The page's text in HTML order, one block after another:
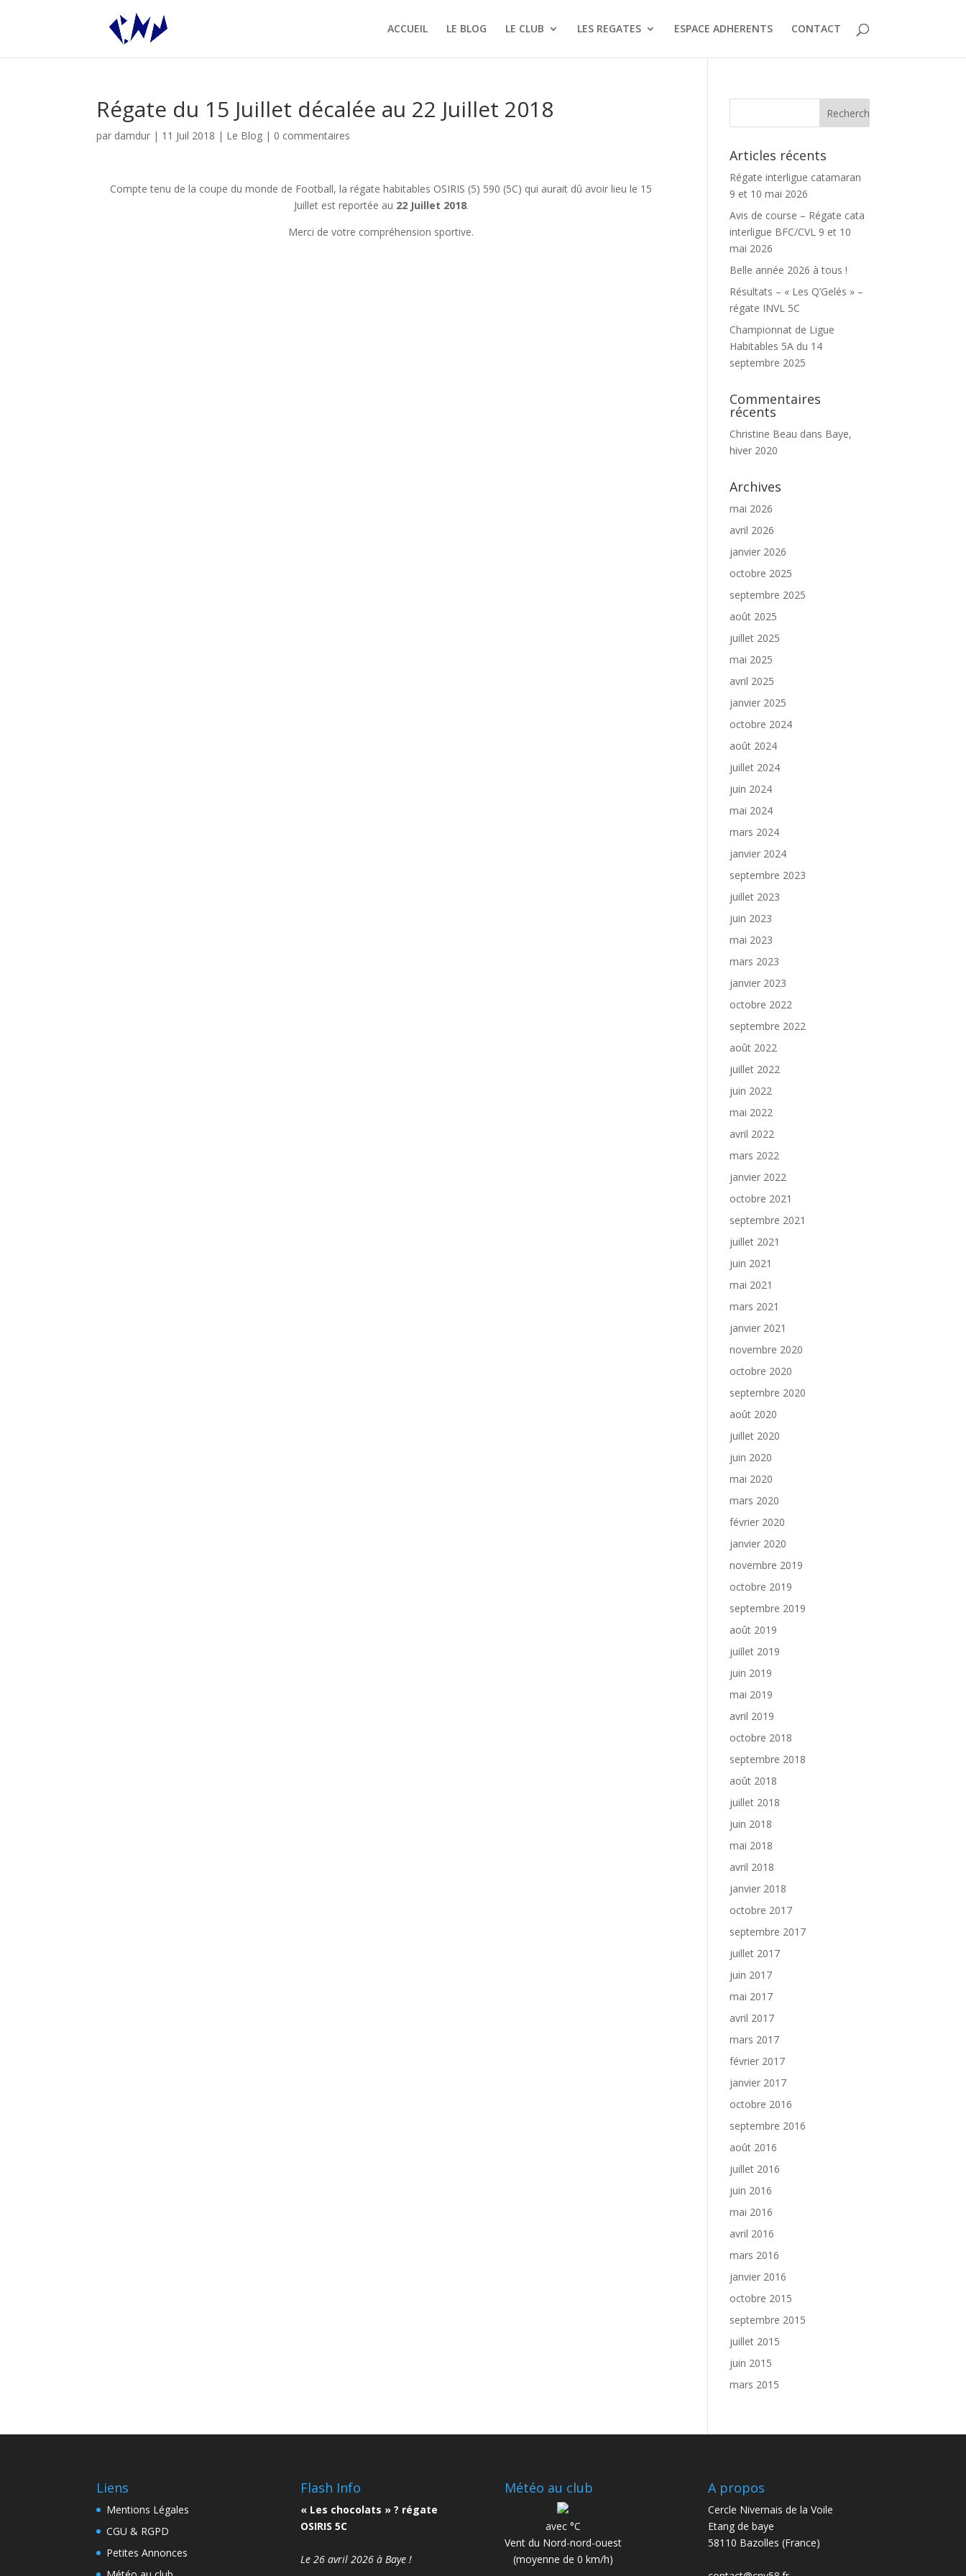
ACCUEIL LE BLOG LE CLUB LES REGATES ESPACE ADHERENTS CONTACT
Régate du 15 Juillet décalée au 22 Juillet 2018
par damdur | 11 Juil 2018 | Le Blog | 0 commentaires
Compte tenu de la coupe du monde de Football, la régate habitables OSIRIS (5) 590 (5C) qui aurait dû avoir lieu le 15
Juillet est reportée au 22 Juillet 2018.
Merci de votre compréhension sportive.
Articles récents
Régate interligue catamaran
9 et 10 mai 2026
Avis de course – Régate cata
interligue BFC/CVL 9 et 10
mai 2026
Belle année 2026 à tous !
Résultats – « Les Q’Gelés » –
régate INVL 5C
Championnat de Ligue
Habitables 5A du 14
septembre 2025
Commentaires
récents
Christine Beau dans Baye,
hiver 2020
Archives
mai 2026
avril 2026
janvier 2026
octobre 2025
septembre 2025
août 2025
juillet 2025
mai 2025
avril 2025
janvier 2025
octobre 2024
août 2024
juillet 2024
juin 2024
mai 2024
mars 2024
janvier 2024
septembre 2023
juillet 2023
juin 2023
mai 2023
mars 2023
janvier 2023
octobre 2022
septembre 2022
août 2022
juillet 2022
juin 2022
mai 2022
avril 2022
mars 2022
janvier 2022
octobre 2021
septembre 2021
juillet 2021
juin 2021
mai 2021
mars 2021
janvier 2021
novembre 2020
octobre 2020
septembre 2020
août 2020
juillet 2020
juin 2020
mai 2020
mars 2020
février 2020
janvier 2020
novembre 2019
octobre 2019
septembre 2019
août 2019
juillet 2019
juin 2019
mai 2019
avril 2019
octobre 2018
septembre 2018
août 2018
juillet 2018
juin 2018
mai 2018
avril 2018
janvier 2018
octobre 2017
septembre 2017
juillet 2017
juin 2017
mai 2017
avril 2017
mars 2017
février 2017
janvier 2017
octobre 2016
septembre 2016
août 2016
juillet 2016
juin 2016
mai 2016
avril 2016
mars 2016
janvier 2016
octobre 2015
septembre 2015
juillet 2015
juin 2015
mars 2015
Liens
Mentions Légales
CGU & RGPD
Petites Annonces
Flash Info
« Les chocolats » ? régate
OSIRIS 5C
Le 26 avril 2026 à Baye !
Météo au club
avec °C
Vent du Nord-nord-ouest
(moyenne de 0 km/h)
A propos
Cercle Nivernais de la Voile
Etang de baye
58110 Bazolles (France)